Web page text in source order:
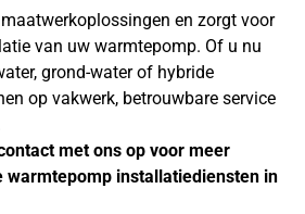
en zorgt voor
van uw warmtepomp. Of u nu
grond-water of hybride
op vakwerk, betrouwbare service
met ons op voor meer
warmtepomp installatiediensten in